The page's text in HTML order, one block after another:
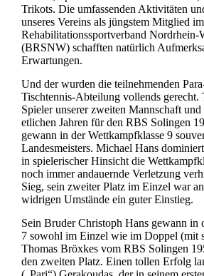
Trikots. Die umfassenden Aktivitäten
unseres Vereins als jüngstem Mitglied
Rehabilitationssportverband Nordrhein-
(BRSNW) schafften natürlich
Erwartungen.
Und der wurden die teilnehmenden
Tischtennis-Abteilung vollends gerecht.
Spieler unserer zweiten Mannschaft
etlichen Jahren für den RBS Solingen
gewann in der Wettkampfklasse 9
Landesmeisters. Michael Hans
in spielerischer Hinsicht die
noch immer andauernde Verletzung
Sieg, sein zweiter Platz im Einzel war
widrigen Umstände ein guter Einstieg.
Sein Bruder Christoph Hans gewann in
7 sowohl im Einzel wie im Doppel (mit
Thomas Bröxkes vom RBS Solingen
den zweiten Platz. Einen tollen Erfolg